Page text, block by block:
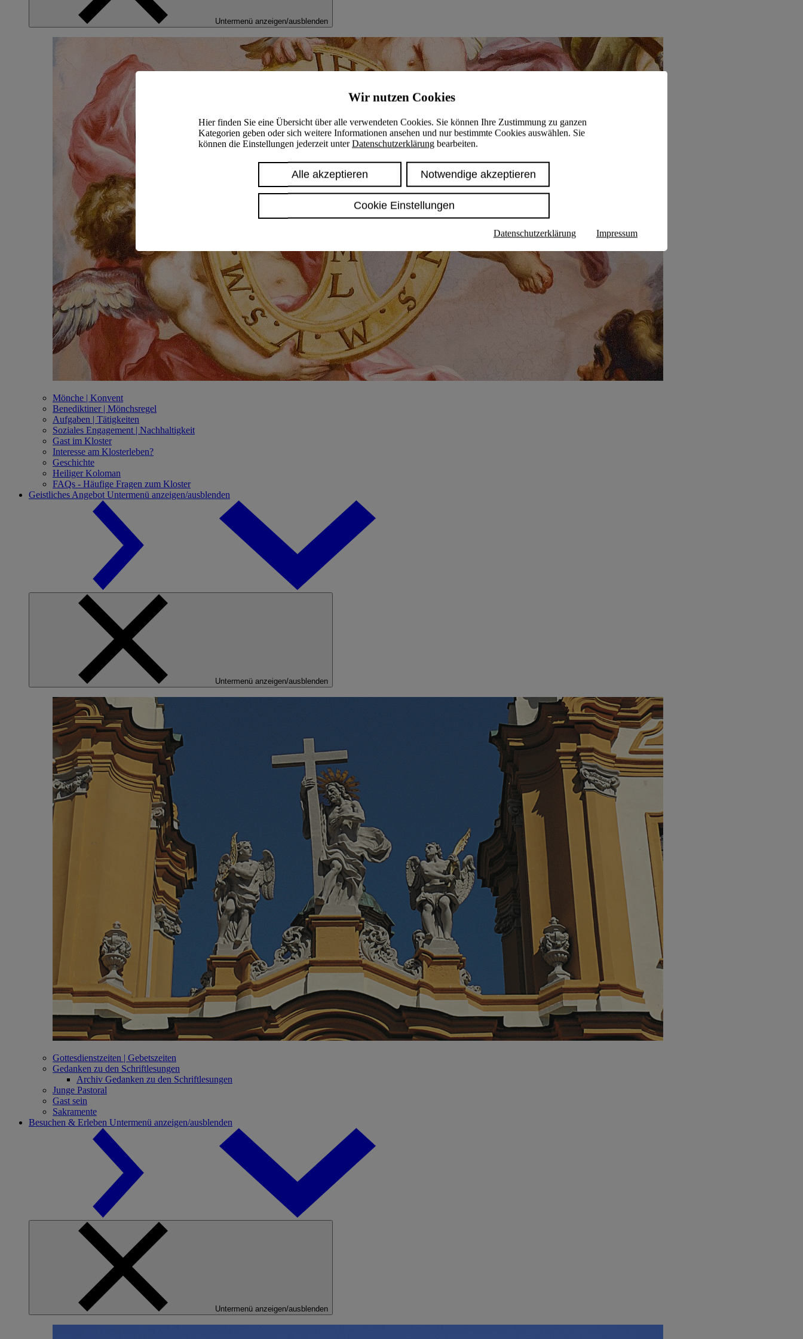
Wir nutzen Cookies
Hier finden Sie eine Übersicht über alle verwendeten Cookies. Sie können Ihre Zustimmung zu ganzen
Kategorien geben oder sich weitere Informationen ansehen und nur bestimmte Cookies auswählen. Sie
können die Einstellungen jederzeit unterDatenschutzerklärung bearbeiten.
Alle akzeptieren Notwendige akzeptieren
Cookie Einstellungen
Datenschutzerklärung Impressum
Untermenü anzeigen/ausblenden
Mönche | Konvent
Benediktiner | Mönchsregel
Aufgaben | Tätigkeiten
Soziales Engagement | Nachhaltigkeit
Gast im Kloster
Interesse am Klosterleben?
Geschichte
Heiliger Koloman
FAQs - Häufige Fragen zum Kloster
Geistliches Angebot Untermenü anzeigen/ausblenden
Untermenü anzeigen/ausblenden
Gottesdienstzeiten | Gebetszeiten
Gedanken zu den Schriftlesungen
Archiv Gedanken zu den Schriftlesungen
Junge Pastoral
Gast sein
Sakramente
Besuchen & Erleben Untermenü anzeigen/ausblenden
Untermenü anzeigen/ausblenden